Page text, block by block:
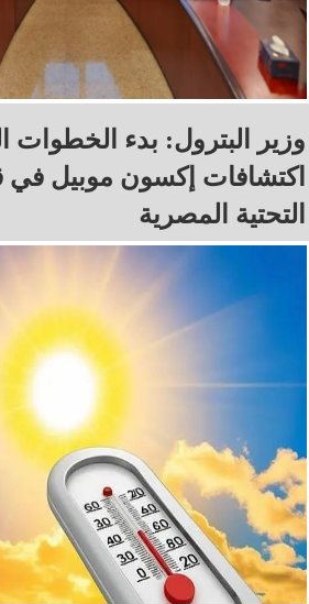
وزير البترول: بدء الخطوات
اكتشافات إكسون موبيل في
التحتية المصرية